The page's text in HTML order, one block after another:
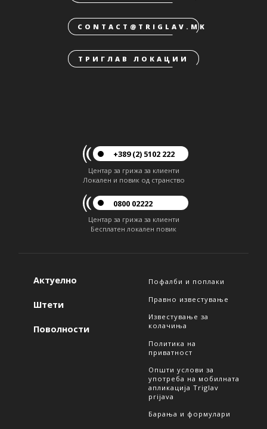
CONTACT@TRIGLAV.MK
ТРИГЛАВ ЛОКАЦИИ
+389 (2) 5102 222
Центар за грижа за клиенти
Локален и повик од странство
0800 02222
Центар за грижа за клиенти
Бесплатен локален повик
Актуелно
Штети
Поволности
Пофалби и поплаки
Правно известување
Известување за
колачиња
Политика на
приватност
Општи услови за
употреба на мобилната
апликација Triglav
prijava
Барања и формулари